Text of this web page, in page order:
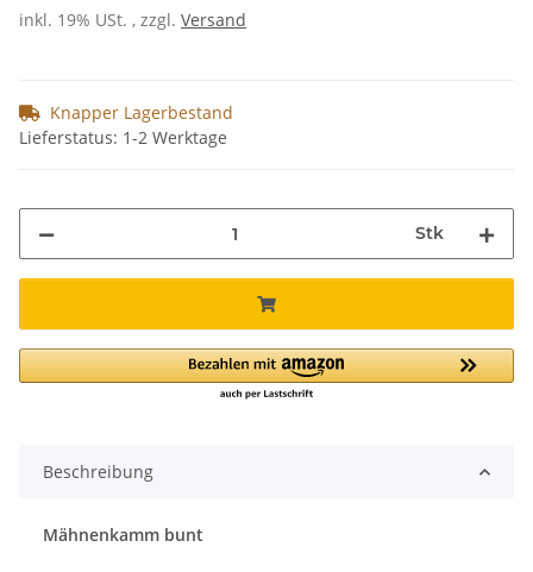
inkl. 19% USt. , zzgl. Versand
Knapper Lagerbestand
Lieferstatus: 1-2 Werktage
Stk
Beschreibung
Mähnenkamm bunt